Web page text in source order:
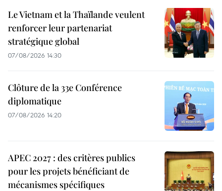
Le Vietnam et la Thaïlande veulent
renforcer leur partenariat
stratégique global
07/08/2026 14:30
Clôture de la 33e Conférence
diplomatique
07/08/2026 14:20
APEC 2027 : des critères publics
pour les projets bénéficiant de
mécanismes spécifiques